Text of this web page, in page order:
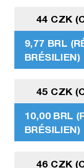
44 CZK
9,77 BRL
BRÉSILIEN)
45 CZK
10,00 BRL
BRÉSILIEN)
46 CZK